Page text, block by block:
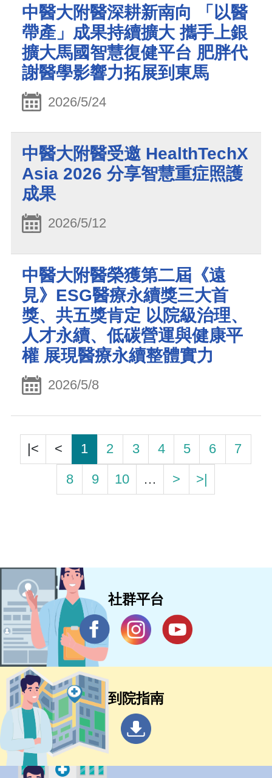
中醫大附醫深耕新南向 「以醫
帶產」成果持續擴大 攜手上銀
擴大馬國智慧復健平台 肥胖代
謝醫學影響力拓展到東馬
2026/5/24
中醫大附醫受邀 HealthTechX
Asia 2026 分享智慧重症照護
成果
2026/5/12
中醫大附醫榮獲第二屆《遠
見》ESG醫療永續獎三大首
獎、共五獎肯定 以院級治理、
人才永續、低碳營運與健康平
權 展現醫療永續整體實力
2026/5/8
|< < 1 2 3 4 5 6
7
8
9 10 … > >|
社群平台
到院指南